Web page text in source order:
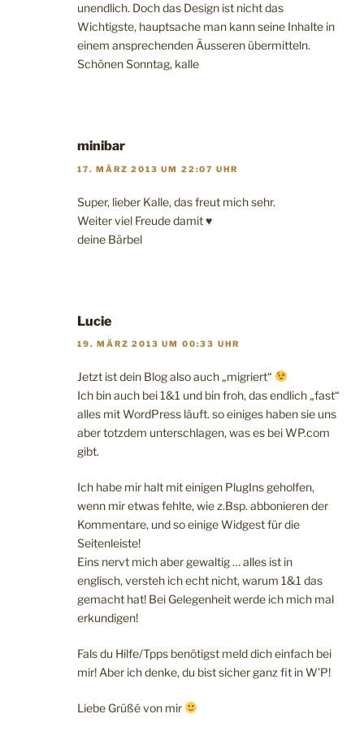
unendlich. Doch das Design ist nicht das
Wichtigste, hauptsache man kann seine Inhalte in
einem ansprechenden Äusseren übermitteln.
Schönen Sonntag, kalle
minibar
17. MÄRZ 2013 UM 22:07 UHR
Super, lieber Kalle, das freut mich sehr.
Weiter viel Freude damit ♥
deine Bärbel
Lucie
19. MÄRZ 2013 UM 00:33 UHR
Jetzt ist dein Blog also auch „migriert“
Ich bin auch bei 1&1 und bin froh, das endlich „fast“
alles mit WordPress läuft. so einiges haben sie uns
aber totzdem unterschlagen, was es bei WP.com
gibt.
Ich habe mir halt mit einigen PlugIns geholfen,
wenn mir etwas fehlte, wie z.Bsp. abbonieren der
Kommentare, und so einige Widgest für die
Seitenleiste!
Eins nervt mich aber gewaltig … alles ist in
englisch, versteh ich echt nicht, warum 1&1 das
gemacht hat! Bei Gelegenheit werde ich mich mal
erkundigen!
Fals du Hilfe/Tpps benötigst meld dich einfach bei
mir! Aber ich denke, du bist sicher ganz fit in W’P!
Liebe Grüßé von mir